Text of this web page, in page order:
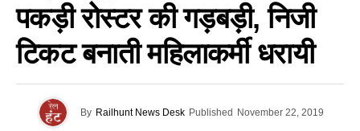
पकड़ी रोस्टर की गड़बड़ी, निजी
टिकट बनाती महिलाकर्मी धरायी
By Railhunt News Desk Published November 22, 2019